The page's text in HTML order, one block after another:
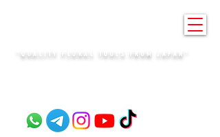
"QUALITY FLORAL TOOLS FROM JAPAN"​